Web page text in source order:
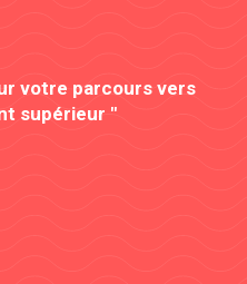
votre parcours vers
supérieur "